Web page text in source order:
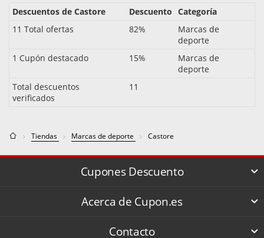
Descuentos de Castore Descuento Categoría
11 Total ofertas
82%
Marcas de
deporte
1 Cupón destacado
15%
Marcas de
deporte
Total descuentos
verificados
11
Tiendas Marcas de deporte Castore
Cupones Descuento
Acerca de Cupon.es
Contacto